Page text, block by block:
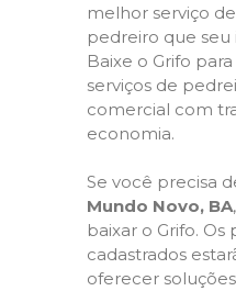
melhor serviço
pedreiro que
Baixe o Grifo
serviços de
comercial com
economia.
Se você precisa
Mundo Novo, BA
baixar o Grifo. Os
cadastrados
oferecer